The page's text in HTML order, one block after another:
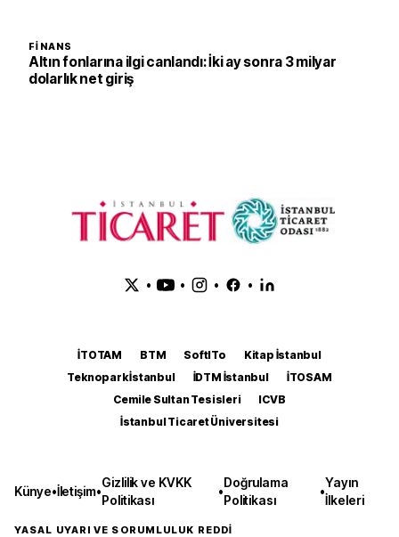
FINANS
Altın fonlarına ilgi canlandı: İki ay sonra 3 milyar
dolarlık net giriş
• • • •
İTOTAM BTM SoftITo
Kitap İstanbul
Teknopark İstanbul
İDTM İstanbul
İTOSAM
Cemile Sultan Tesisleri
ICVB
İstanbul Ticaret Üniversitesi
Künye•İletişim•
Gizlilik ve KVKK
Politikası
•
Doğrulama
Politikası
•
Yayın
İlkeleri
YASAL UYARI VE SORUMLULUK REDDİ